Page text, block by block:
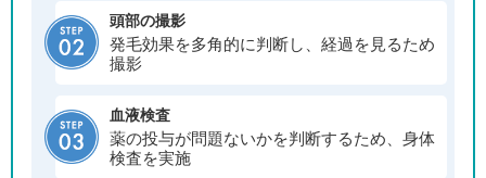
頭部の撮影
発毛効果を多角的に判断し、経過を見るため
撮影
血液検査
薬の投与が問題ないかを判断するため、身体
検査を実施